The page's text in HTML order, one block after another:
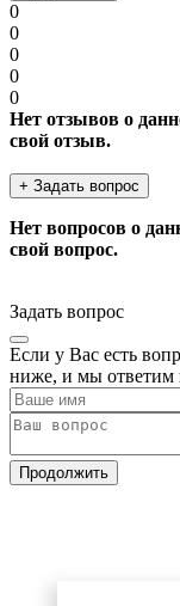
0
0
0
0
0
Нет отзывов о
свой отзыв.
+ Задать вопрос
Нет вопросов о
свой вопрос.
Задать вопрос
Если у Вас есть
ниже, и мы ответим
Продолжить